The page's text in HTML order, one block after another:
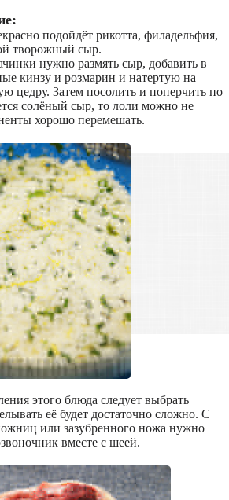
подойдёт рикотта, филадельфия,
творожный сыр.
нужно размять сыр, добавить в
кинзу и розмарин и натертую на
цедру. Затем посолить и поперчить по
солёный сыр, то лоли можно не
хорошо перемешать.
этого блюда следует выбрать
её будет достаточно сложно. С
или зазубренного ножа нужно
вместе с шеей.